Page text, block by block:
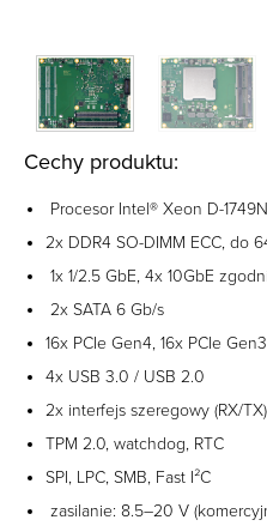
Cechy produktu:
Procesor Intel® Xeon D-
2x DDR4 SO-DIMM ECC, do
1x 1/2.5 GbE, 4x 10GbE
2x SATA 6 Gb/s
16x PCIe Gen4, 16x PCIe Gen3
4x USB 3.0 / USB 2.0
2x interfejs szeregowy (RX/TX)
TPM 2.0, watchdog, RTC
SPI, LPC, SMB, Fast I²C
zasilanie: 8.5–20 V